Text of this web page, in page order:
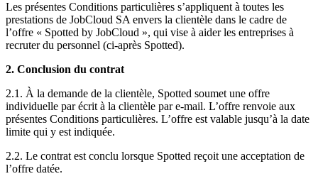
Les présentes Conditions particulières s’appliquent à toutes les
prestations de JobCloud SA envers la clientèle dans le cadre de
l’offre « Spotted by JobCloud », qui vise à aider les entreprises à
recruter du personnel (ci-après Spotted).
2. Conclusion du contrat
2.1. À la demande de la clientèle, Spotted soumet une offre
individuelle par écrit à la clientèle par e-mail. L’offre renvoie aux
présentes Conditions particulières. L’offre est valable jusqu’à la date
limite qui y est indiquée.
2.2. Le contrat est conclu lorsque Spotted reçoit une acceptation de
l’offre datée.